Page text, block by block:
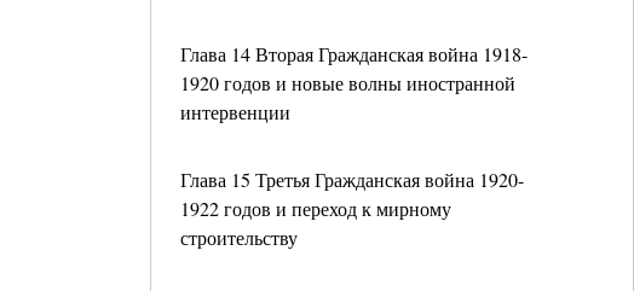
Глава 14 Вторая Гражданская война 1918-
1920 годов и новые волны иностранной
интервенции
Глава 15 Третья Гражданская война 1920-
1922 годов и переход к мирному
строительству